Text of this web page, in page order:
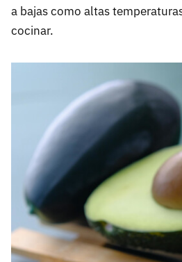
a bajas como altas
cocinar.